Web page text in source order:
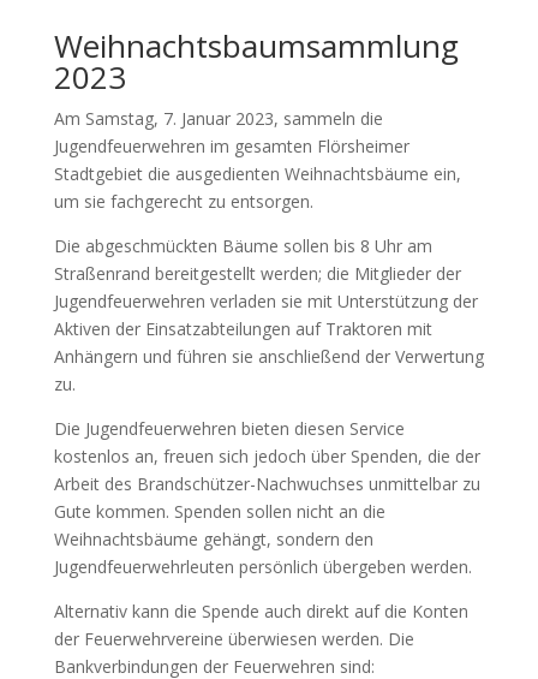
Weihnachtsbaumsammlung
2023
Am Samstag, 7. Januar 2023, sammeln die
Jugendfeuerwehren im gesamten Flörsheimer
Stadtgebiet die ausgedienten Weihnachtsbäume ein,
um sie fachgerecht zu entsorgen.
Die abgeschmückten Bäume sollen bis 8 Uhr am
Straßenrand bereitgestellt werden; die Mitglieder der
Jugendfeuerwehren verladen sie mit Unterstützung der
Aktiven der Einsatzabteilungen auf Traktoren mit
Anhängern und führen sie anschließend der Verwertung
zu.
Die Jugendfeuerwehren bieten diesen Service
kostenlos an, freuen sich jedoch über Spenden, die der
Arbeit des Brandschützer-Nachwuchses unmittelbar zu
Gute kommen. Spenden sollen nicht an die
Weihnachtsbäume gehängt, sondern den
Jugendfeuerwehrleuten persönlich übergeben werden.
Alternativ kann die Spende auch direkt auf die Konten
der Feuerwehrvereine überwiesen werden. Die
Bankverbindungen der Feuerwehren sind: